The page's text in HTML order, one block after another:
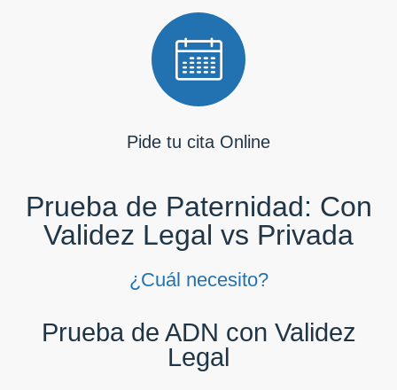
Pide tu cita Online
Prueba de Paternidad: Con
Validez Legal vs Privada
¿Cuál necesito?
Prueba de ADN con Validez
Legal